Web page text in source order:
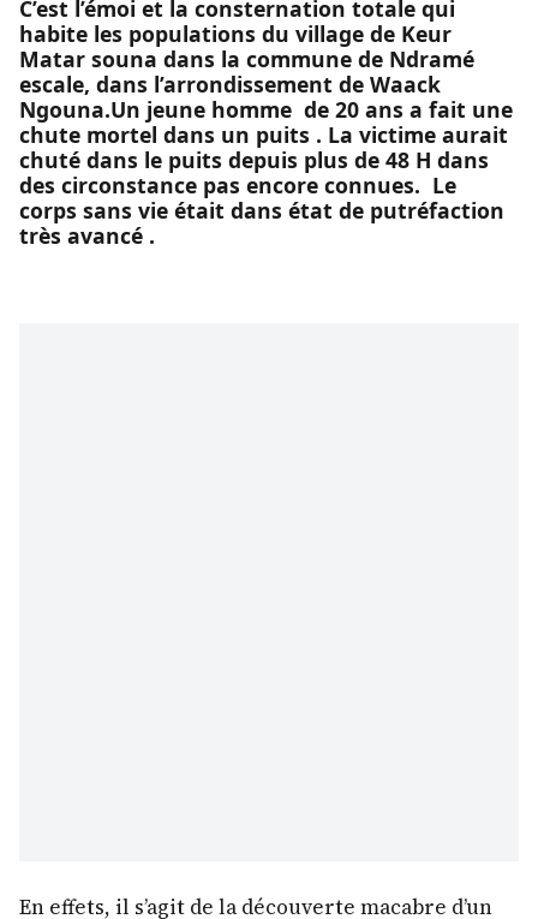
C’est l’émoi et la consternation totale qui
habite les populations du village de Keur
Matar souna dans la commune de Ndramé
escale, dans l’arrondissement de Waack
Ngouna.Un jeune homme de 20 ans a fait une
chute mortel dans un puits . La victime aurait
chuté dans le puits depuis plus de 48 H dans
des circonstance pas encore connues. Le
corps sans vie était dans état de putréfaction
très avancé .
En effets, il s’agit de la découverte macabre d’un